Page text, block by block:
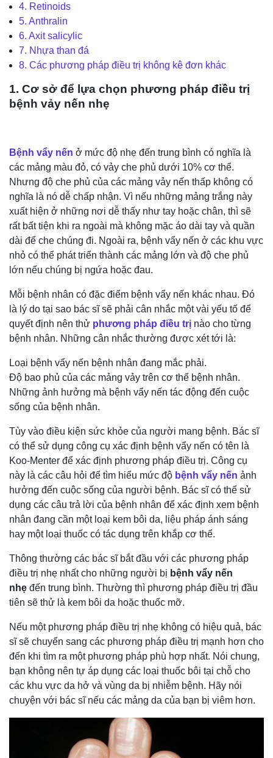
4. Retinoids
5. Anthralin
6. Axit salicylic
7. Nhựa than đá
8. Các phương pháp điều trị không kê đơn khác
1. Cơ sở để lựa chọn phương pháp điều trị
bệnh vảy nến nhẹ
Bệnh vẩy nến ở mức độ nhẹ đến trung bình có nghĩa là
các mảng màu đỏ, có vảy che phủ dưới 10% cơ thể.
Nhưng độ che phủ của các mảng vảy nến thấp không có
nghĩa là nó dễ chấp nhận. Vì nếu những mảng trắng này
xuất hiện ở những nơi dễ thấy như tay hoặc chân, thì sẽ
rất bất tiện khi ra ngoài mà không mặc áo dài tay và quần
dài để che chúng đi. Ngoài ra, bệnh vẩy nến ở các khu vực
nhỏ có thể phát triển thành các mảng lớn và độ che phủ
lớn nếu chúng bị ngứa hoặc đau.
Mỗi bệnh nhân có đặc điểm bệnh vẩy nến khác nhau. Đó
là lý do tại sao bác sĩ sẽ phải cân nhắc một vài yếu tố để
quyết định nên thử phương pháp điều trị nào cho từng
bệnh nhân. Những cân nhắc thường được xét tới là:
Loại bệnh vẩy nến bệnh nhân đang mắc phải.
Độ bao phủ của các mảng vảy trên cơ thể bệnh nhân.
Những ảnh hưởng mà bệnh vẩy nến tác động đến cuộc
sống của bệnh nhân.
Tùy vào điều kiện sức khỏe của người mang bệnh. Bác sĩ
có thể sử dụng công cụ xác định bệnh vẩy nến có tên là
Koo-Menter để xác định phương pháp điều trị. Công cụ
này là các câu hỏi để tìm hiểu mức độ bệnh vẩy nến ảnh
hưởng đến cuộc sống của người bệnh. Bác sĩ có thể sử
dụng các câu trả lời của bệnh nhân để xác định xem bệnh
nhân đang cần một loại kem bôi da, liệu pháp ánh sáng
hay một loại thuốc có tác dụng trên khắp cơ thể.
Thông thường các bác sĩ bắt đầu với các phương pháp
điều trị nhẹ nhất cho những người bị bệnh vẩy nến
nhẹ đến trung bình. Thường thì phương pháp điều trị đầu
tiên sẽ thử là kem bôi da hoặc thuốc mỡ.
Nếu một phương pháp điều trị nhẹ không có hiệu quả, bác
sĩ sẽ chuyển sang các phương pháp điều trị mạnh hơn cho
đến khi tìm ra một phương pháp phù hợp nhất. Nói chung,
bạn không nên tự áp dụng các loại thuốc bôi tại chỗ cho
các khu vực da hở và vùng da bị nhiễm bệnh. Hãy nói
chuyện với bác sĩ nếu các mảng da của bạn bị viêm hơn.